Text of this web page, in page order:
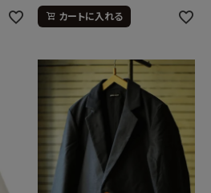
カートに入れる